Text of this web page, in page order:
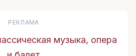
РЕКЛАМА
музыка, опера